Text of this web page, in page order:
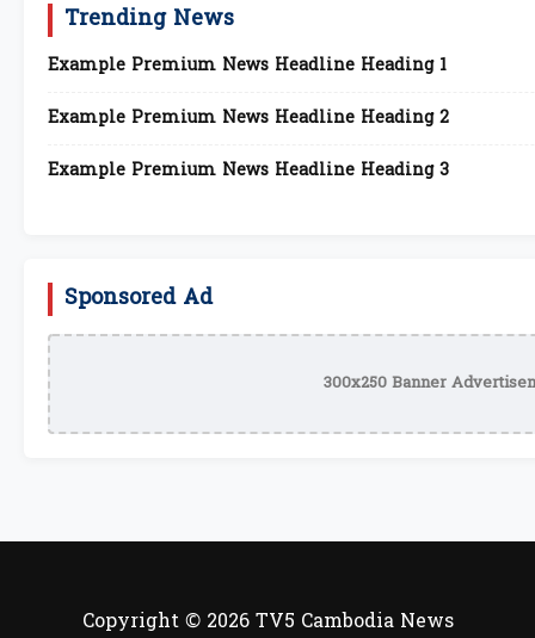
Trending News
Example Premium News Headline Heading 1
Example Premium News Headline Heading 2
Example Premium News Headline Heading 3
Sponsored Ad
300x250 Banner
Copyright © 2026 TV5 Cambodia News